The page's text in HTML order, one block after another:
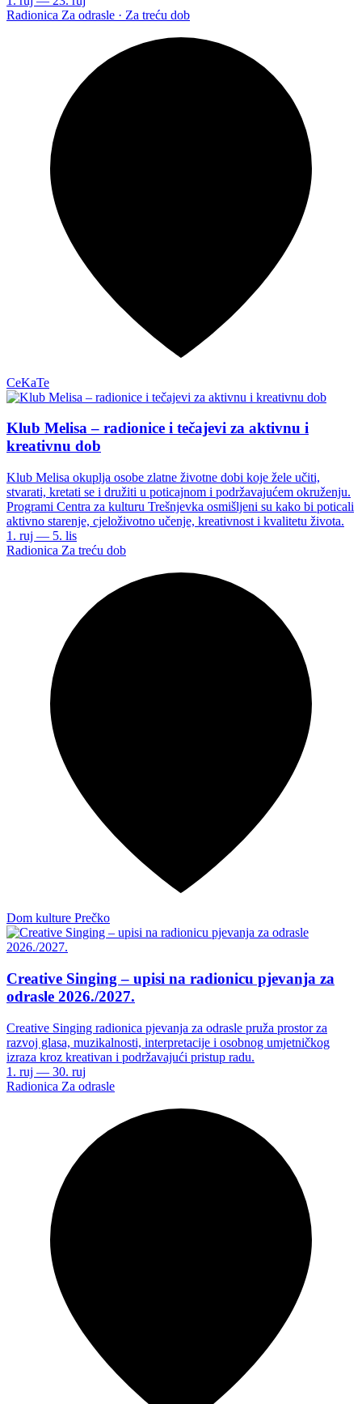
Radionica Za odrasle · Za treću dob
CeKaTe
Klub Melisa – radionice i tečajevi za aktivnu i
kreativnu dob
Klub Melisa okuplja osobe zlatne životne dobi koje žele učiti,
stvarati, kretati se i družiti u poticajnom i podržavajućem okruženju.
Programi Centra za kulturu Trešnjevka osmišljeni su kako bi poticali
aktivno starenje, cjeloživotno učenje, kreativnost i kvalitetu života.
1. ruj — 5. lis
Radionica Za treću dob
Dom kulture Prečko
Creative Singing – upisi na radionicu pjevanja za
odrasle 2026./2027.
Creative Singing radionica pjevanja za odrasle pruža prostor za
razvoj glasa, muzikalnosti, interpretacije i osobnog umjetničkog
izraza kroz kreativan i podržavajući pristup radu.
1. ruj — 30. ruj
Radionica Za odrasle